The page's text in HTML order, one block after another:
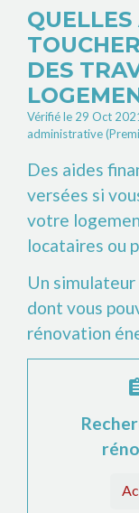
DES
Vérifié le 29 Oct
administrative
Des aides
versées si
votre
locataires ou
Un
dont vous
rénovation